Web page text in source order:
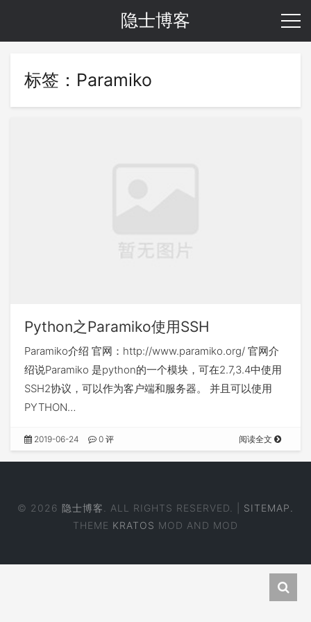
隐士博客
标签：Paramiko
Python之Paramiko使用SSH
Paramiko介绍 官网：http://www.paramiko.org/ 官网介
绍说Paramiko 是python的一个模块，可在2.7,3.4中使用
SSH2协议，可以作为客户端和服务器。 并且可以使用
PYTHON…
2019-06-24 0 评 阅读全文
© 2026 隐士博客 . ALL RIGHTS RESERVED. | SITEMAP.
THEME KRATOS MOD AND MOD